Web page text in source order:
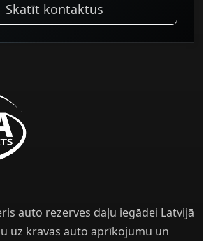
Skatīt kontaktus
auto rezerves daļu iegādei Latvijā
uz kravas auto aprīkojumu un